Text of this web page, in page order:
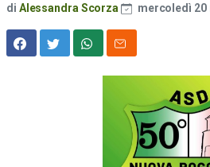
di Alessandra Scorza mercoledì 20